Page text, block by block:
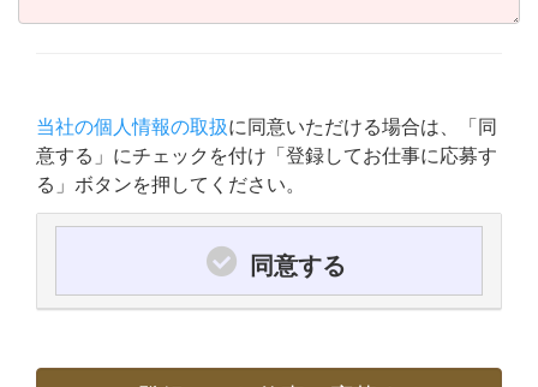
当社の個人情報の取扱に同意いただける場合は、「同
意する」にチェックを付け「登録してお仕事に応募す
る」ボタンを押してください。
同意する